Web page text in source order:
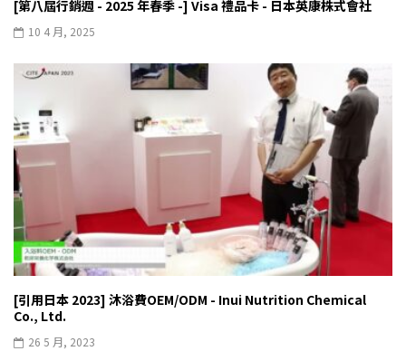
[第八屆行銷週 - 2025 年春季 -] Visa 禮品卡 - 日本英康株式會社
10 4 月, 2025
[引用日本 2023] 沐浴費OEM/ODM - Inui Nutrition Chemical
Co., Ltd.
26 5 月, 2023